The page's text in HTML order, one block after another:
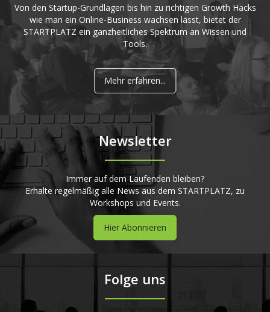
Von den Startup-Grundlagen bis hin zu richtigen Growth Hacks
wie man ein Online-Business wachsen lässt, bietet der
STARTPLATZ ein ganzheitliches Spektrum an Wissen und
Tools.
Mehr erfahren...
Newsletter
Immer auf dem Laufenden bleiben?
Erhalte regelmäßig alle News aus dem STARTPLATZ, zu
Workshops und Events.
Hier Abonnieren
Folge uns